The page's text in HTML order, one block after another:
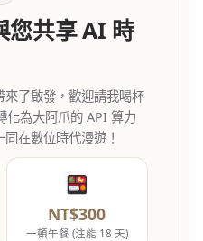
您共享 AI 時
了啟發，歡迎請我喝杯
化為大阿爪的 API 算力
在數位時代漫遊！
NT$300
一頓午餐 (注能 18 天)